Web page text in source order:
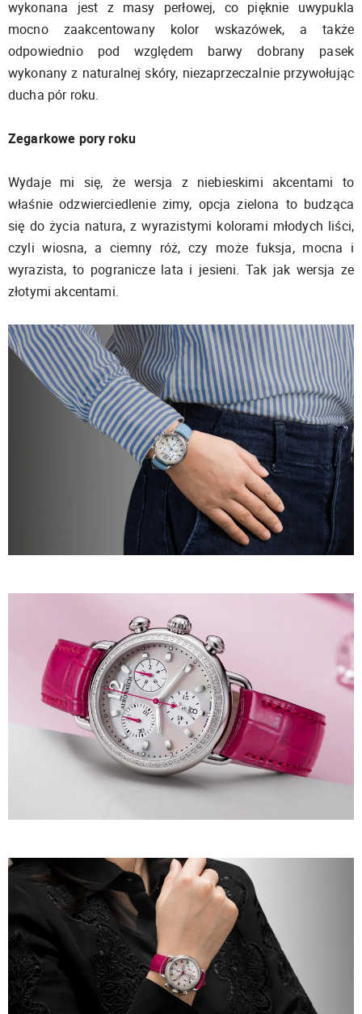
wykonana jest z masy perłowej, co pięknie uwypukla
mocno zaakcentowany kolor wskazówek, a także
odpowiednio pod względem barwy dobrany pasek
wykonany z naturalnej skóry, niezaprzeczalnie przywołując
ducha pór roku.
Zegarkowe pory roku
Wydaje mi się, że wersja z niebieskimi akcentami to
właśnie odzwierciedlenie zimy, opcja zielona to budząca
się do życia natura, z wyrazistymi kolorami młodych liści,
czyli wiosna, a ciemny róż, czy może fuksja, mocna i
wyrazista, to pogranicze lata i jesieni. Tak jak wersja ze
złotymi akcentami.